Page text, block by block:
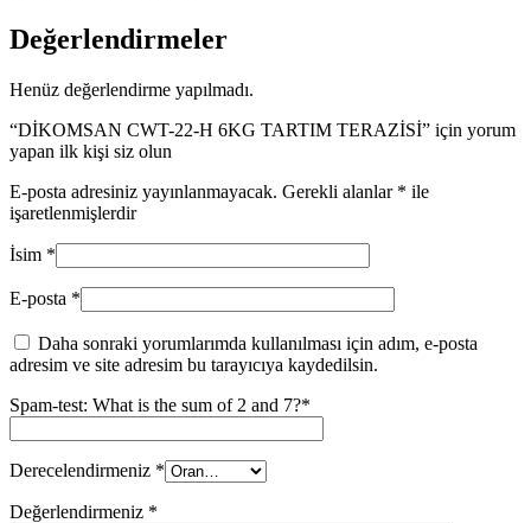
Değerlendirmeler
Henüz değerlendirme yapılmadı.
“DİKOMSAN CWT-22-H 6KG TARTIM TERAZİSİ” için yorum
yapan ilk kişi siz olun
E-posta adresiniz yayınlanmayacak. Gerekli alanlar * ile
işaretlenmişlerdir
İsim *
E-posta *
Daha sonraki yorumlarımda kullanılması için adım, e-posta
adresim ve site adresim bu tarayıcıya kaydedilsin.
Spam-test: What is the sum of 2 and 7?*
Derecelendirmeniz *
Değerlendirmeniz *